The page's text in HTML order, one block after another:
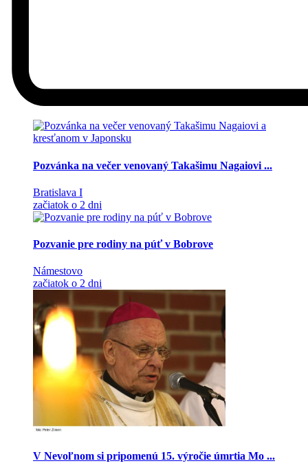
Pozvánka na večer venovaný Takašimu Nagaiovi ...
Bratislava I
začiatok o 2 dni
Pozvanie pre rodiny na púť v Bobrove
Námestovo
začiatok o 2 dni
V Nevoľnom si pripomenú 15. výročie úmrtia Mo ...